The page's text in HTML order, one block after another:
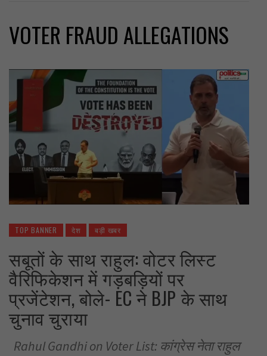
VOTER FRAUD ALLEGATIONS
TOP BANNER देश बड़ी खबर
सबूतों के साथ राहुल: वोटर लिस्ट
वैरिफिकेशन में गड़बड़ियों पर
प्रजेंटेशन, बोले- EC ने BJP के साथ
चुनाव चुराया
Rahul Gandhi on Voter List: कांग्रेस नेता राहुल